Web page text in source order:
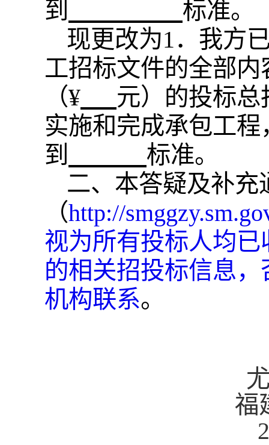
到
标准。
现更改为1．我方
工招标文件的全部
（¥
元）的投标总
实施和完成承包工
到
标准。
二、本答疑及补
（http://
视为所有投标人均
的相关招投标信息
机构联系。
福